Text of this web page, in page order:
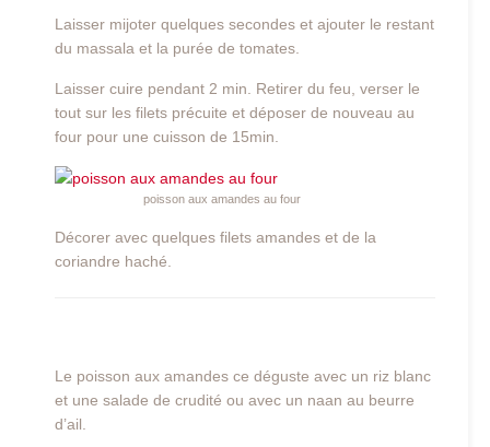
Laisser mijoter quelques secondes et ajouter le restant
du massala et la purée de tomates.
Laisser cuire pendant 2 min. Retirer du feu, verser le
tout sur les filets précuite et déposer de nouveau au
four pour une cuisson de 15min.
poisson aux amandes au four
Décorer avec quelques filets amandes et de la
coriandre haché.
Le poisson aux amandes ce déguste avec un riz blanc
et une salade de crudité ou avec un naan au beurre
d’ail.